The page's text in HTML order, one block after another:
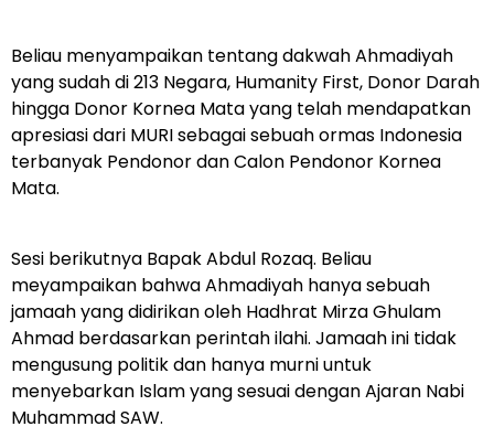
Beliau menyampaikan tentang dakwah Ahmadiyah
yang sudah di 213 Negara, Humanity First, Donor Darah
hingga Donor Kornea Mata yang telah mendapatkan
apresiasi dari MURI sebagai sebuah ormas Indonesia
terbanyak Pendonor dan Calon Pendonor Kornea
Mata.
Sesi berikutnya Bapak Abdul Rozaq. Beliau
meyampaikan bahwa Ahmadiyah hanya sebuah
jamaah yang didirikan oleh Hadhrat Mirza Ghulam
Ahmad berdasarkan perintah ilahi. Jamaah ini tidak
mengusung politik dan hanya murni untuk
menyebarkan Islam yang sesuai dengan Ajaran Nabi
Muhammad SAW.